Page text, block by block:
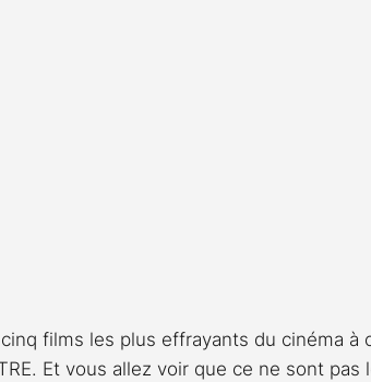
films les plus effrayants du cinéma à
Et vous allez voir que ce ne sont